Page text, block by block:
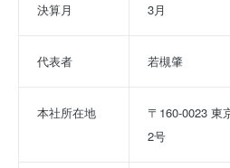
決算月 3月
代表者 若槻肇
本社所在地
〒160-0023 東
2号